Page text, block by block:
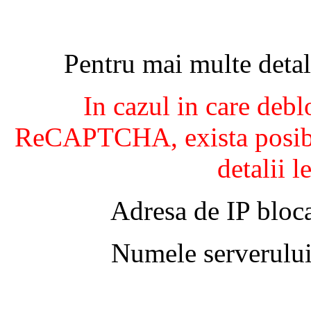
Pentru mai multe
In cazul in care
ReCAPTCHA, exista
detalii
Adresa de IP
Numele